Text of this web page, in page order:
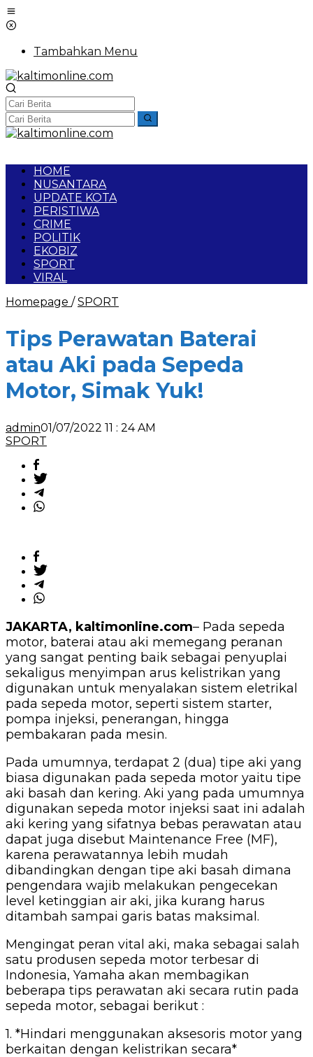
Lewati
ke
Tambahkan Menu
HOME
NUSANTARA
UPDATE KOTA
PERISTIWA
CRIME
POLITIK
EKOBIZ
SPORT
VIRAL
Homepage / SPORT
atau
pada
Sepeda
Motor,
Yuk!
Tips Perawatan Baterai
atau Aki pada Sepeda
Motor, Simak Yuk!
admin01/07/2022 11 : 24 AM
SPORT
JAKARTA, kaltimonline.com– Pada sepeda
motor, baterai atau aki memegang peranan
yang sangat penting baik sebagai penyuplai
sekaligus menyimpan arus kelistrikan yang
digunakan untuk menyalakan sistem eletrikal
pada sepeda motor, seperti sistem starter,
pompa injeksi, penerangan, hingga
pembakaran pada mesin.
Pada umumnya, terdapat 2 (dua) tipe aki yang
biasa digunakan pada sepeda motor yaitu tipe
aki basah dan kering. Aki yang pada umumnya
digunakan sepeda motor injeksi saat ini adalah
aki kering yang sifatnya bebas perawatan atau
dapat juga disebut Maintenance Free (MF),
karena perawatannya lebih mudah
dibandingkan dengan tipe aki basah dimana
pengendara wajib melakukan pengecekan
level ketinggian air aki, jika kurang harus
ditambah sampai garis batas maksimal.
Mengingat peran vital aki, maka sebagai salah
satu produsen sepeda motor terbesar di
Indonesia, Yamaha akan membagikan
beberapa tips perawatan aki secara rutin pada
sepeda motor, sebagai berikut :
1. *Hindari menggunakan aksesoris motor yang
berkaitan dengan kelistrikan secara*